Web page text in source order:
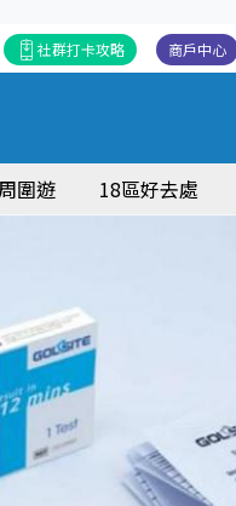
商戶中心
社群打卡攻略
圍遊 18區好去處